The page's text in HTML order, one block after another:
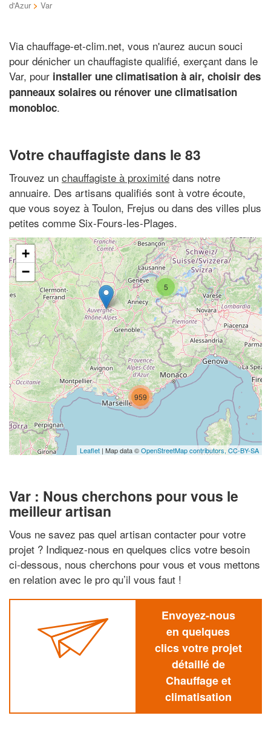
d'Azur > Var
Via chauffage-et-clim.net, vous n'aurez aucun souci
pour dénicher un chauffagiste qualifié, exerçant dans le
Var, pour installer une climatisation à air, choisir des
panneaux solaires ou rénover une climatisation
monobloc.
Votre chauffagiste dans le 83
Trouvez un chauffagiste à proximité dans notre
annuaire. Des artisans qualifiés sont à votre écoute,
que vous soyez à Toulon, Frejus ou dans des villes plus
petites comme Six-Fours-les-Plages.
5
959
+
−
Leaflet | Map data ©OpenStreetMap contributors, CC-BY-SA
Var : Nous cherchons pour vous le
meilleur artisan
Vous ne savez pas quel artisan contacter pour votre
projet ? Indiquez-nous en quelques clics votre besoin
ci-dessous, nous cherchons pour vous et vous mettons
en relation avec le pro qu’il vous faut !
Envoyez-nous
en quelques
clics votre projet
détaillé de
Chauffage et
climatisation